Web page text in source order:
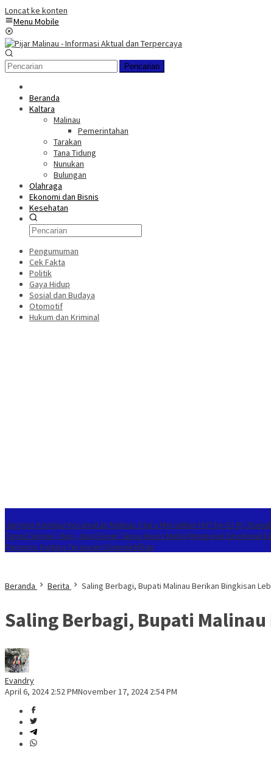
Loncat ke konten
Menu Mobile
Pencarian
Beranda
Kaltara
Malinau
Pemerintahan
Tarakan
Tana Tidung
Nunukan
Bulungan
Olahraga
Ekonomi dan Bisnis
Kesehatan
Pengumuman
Cek Fakta
Politik
Gaya Hidup
Sosial dan Budaya
Otomotif
Hukum dan Kriminal
Harmoni Kemilau Kecamatan Malinau Utara Meriahkan HUT ke-81 RI,
Tampil Simpel, Rapi, dan Elegan Tanpa Harus MahalMengenal Emotional
Pemprov Kaltara Terancam Dinonaktifkan
Beranda Berita Saling Berbagi, Bupati Malinau Berikan Bingkisan
Saling Berbagi, Bupati Malinau
Evandry
April 6, 2024 2:52 PMNovember 17, 2024 2:54 PM